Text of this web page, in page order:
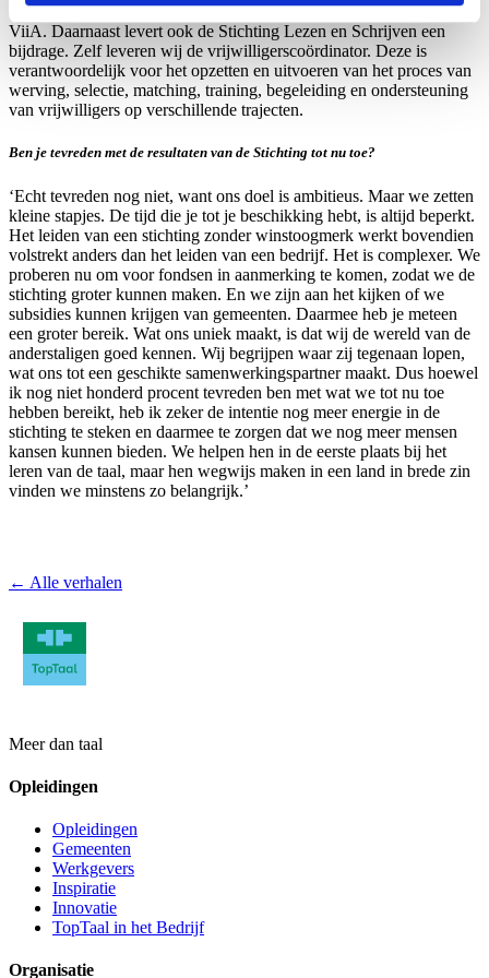
op Werk, de Vrijwilligers Centrale Amsterdam, Amsterdam Cares en
ViiA. Daarnaast levert ook de Stichting Lezen en Schrijven een
bijdrage. Zelf leveren wij de vrijwilligerscoördinator. Deze is
verantwoordelijk voor het opzetten en uitvoeren van het proces van
werving, selectie, matching, training, begeleiding en ondersteuning
van vrijwilligers op verschillende trajecten.
Ben je tevreden met de resultaten van de Stichting tot nu toe?
‘Echt tevreden nog niet, want ons doel is ambitieus. Maar we zetten
kleine stapjes. De tijd die je tot je beschikking hebt, is altijd beperkt.
Het leiden van een stichting zonder winstoogmerk werkt bovendien
volstrekt anders dan het leiden van een bedrijf. Het is complexer. We
proberen nu om voor fondsen in aanmerking te komen, zodat we de
stichting groter kunnen maken. En we zijn aan het kijken of we
subsidies kunnen krijgen van gemeenten. Daarmee heb je meteen
een groter bereik. Wat ons uniek maakt, is dat wij de wereld van de
anderstaligen goed kennen. Wij begrijpen waar zij tegenaan lopen,
wat ons tot een geschikte samenwerkingspartner maakt. Dus hoewel
ik nog niet honderd procent tevreden ben met wat we tot nu toe
hebben bereikt, heb ik zeker de intentie nog meer energie in de
stichting te steken en daarmee te zorgen dat we nog meer mensen
kansen kunnen bieden. We helpen hen in de eerste plaats bij het
leren van de taal, maar hen wegwijs maken in een land in brede zin
vinden we minstens zo belangrijk.’
← Alle verhalen
Meer dan taal
Opleidingen
Opleidingen
Gemeenten
Werkgevers
Inspiratie
Innovatie
TopTaal in het Bedrijf
Organisatie